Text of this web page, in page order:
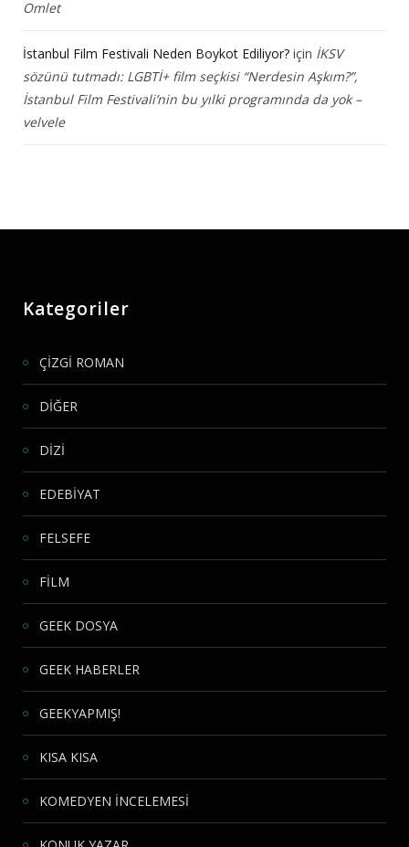
Omlet
İstanbul Film Festivali Neden Boykot Ediliyor? için İKSV
sözünü tutmadı: LGBTİ+ film seçkisi “Nerdesin Aşkım?”,
İstanbul Film Festivali’nin bu yılki programında da yok –
velvele
Kategoriler
ÇİZGİ ROMAN
DİĞER
DİZİ
EDEBİYAT
FELSEFE
FİLM
GEEK DOSYA
GEEK HABERLER
GEEKYAPMIŞ!
KISA KISA
KOMEDYEN İNCELEMESİ